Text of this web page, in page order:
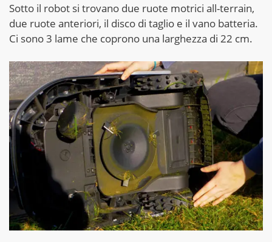
Sotto il robot si trovano due ruote motrici all-terrain,
due ruote anteriori, il disco di taglio e il vano batteria.
Ci sono 3 lame che coprono una larghezza di 22 cm.